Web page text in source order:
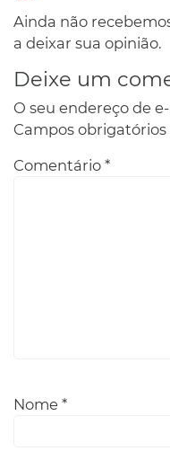
Ainda não
a deixar sua opinião.
Deixe um
O seu endereço de
Campos
Comentário *
Nome *